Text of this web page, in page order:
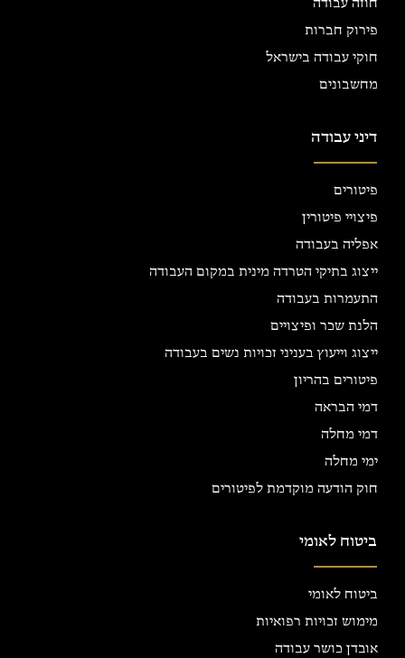
חוזה עבודה
פירוק חברות
חוקי עבודה בישראל
מחשבונים
דיני עבודה
פיטורים
פיצויי פיטורין
אפליה בעבודה
ייצוג בתיקי הטרדה מינית במקום העבודה
התעמרות בעבודה
הלנת שכר ופיצויים
ייצוג וייעוץ בעניני זכויות נשים בעבודה
פיטורים בהריון
דמי הבראה
דמי מחלה
ימי מחלה
חוק הודעה מוקדמת לפיטורים
ביטוח לאומי
ביטוח לאומי
מימוש זכויות רפואיות
אובדן כושר עבודה